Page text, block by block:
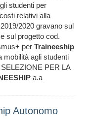
studenti per
relativi alla
2019/2020 gravano sul
sul progetto cod.
per Traineeship
mobilità agli studenti
PER LA
a.a
Autonomo